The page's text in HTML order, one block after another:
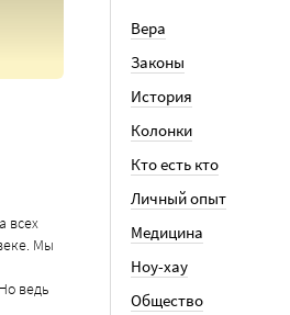
всех
Мы
ведь
Вера
Законы
История
Колонки
Кто есть кто
Личный опыт
Медицина
Ноу-хау
Общество